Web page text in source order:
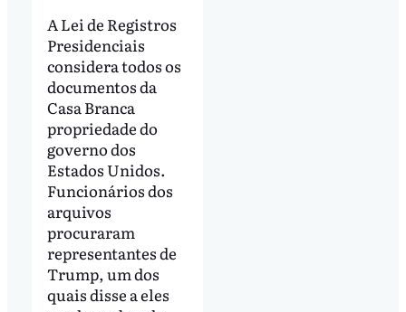
A Lei de Registros
Presidenciais
considera todos os
documentos da
Casa Branca
propriedade do
governo dos
Estados Unidos.
Funcionários dos
arquivos
procuraram
representantes de
Trump, um dos
quais disse a eles